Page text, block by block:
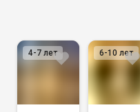
4-7 лет 6-10 лет